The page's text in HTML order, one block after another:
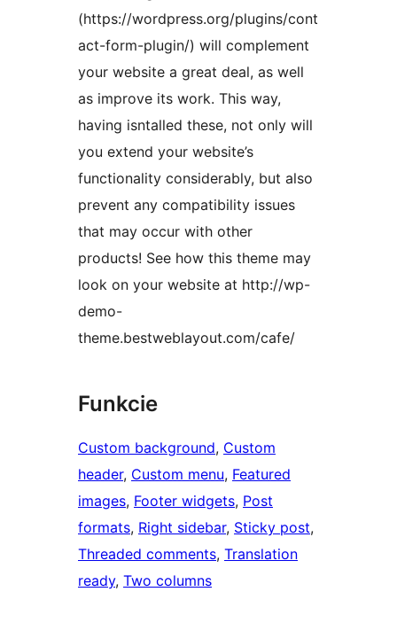
(https://wordpress.org/plugins/cont
act-form-plugin/) will complement
your website a great deal, as well
as improve its work. This way,
having isntalled these, not only will
you extend your website’s
functionality considerably, but also
prevent any compatibility issues
that may occur with other
products! See how this theme may
look on your website at http://wp-
demo-
theme.bestweblayout.com/cafe/
Funkcie
Custom background, Custom
header, Custom menu, Featured
images, Footer widgets, Post
formats, Right sidebar, Sticky post
Threaded comments, Translation
ready, Two columns